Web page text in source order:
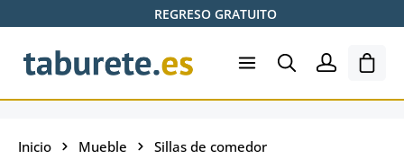
Saltar al contenido principalREGRESO GRATUITO
El
Inicio Mueble Sillas de comedor